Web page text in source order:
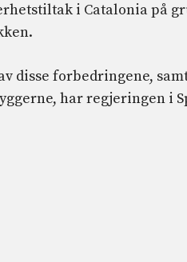
i Catalonia på
disse forbedringene,
har regjeringen i